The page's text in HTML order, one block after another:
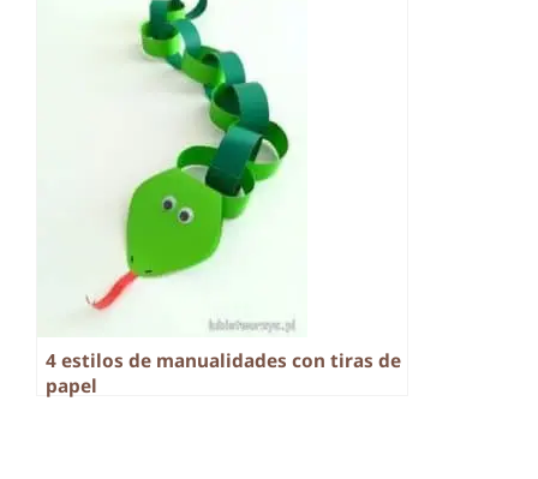
4 estilos de manualidades con tiras de
papel